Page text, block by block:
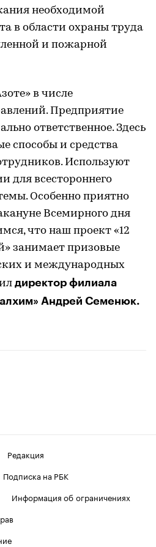
необходимой
в области охраны труда
и пожарной
в числе
Предприятие
ответственное. Здесь
способы и средства
Используют
для всестороннего
Особенно приятно
Всемирного дня
что наш проект «12
занимает призовые
и международных
директор филиала
Андрей Семенюк.
Редакция
Подписка на РБК
Информация об ограничениях